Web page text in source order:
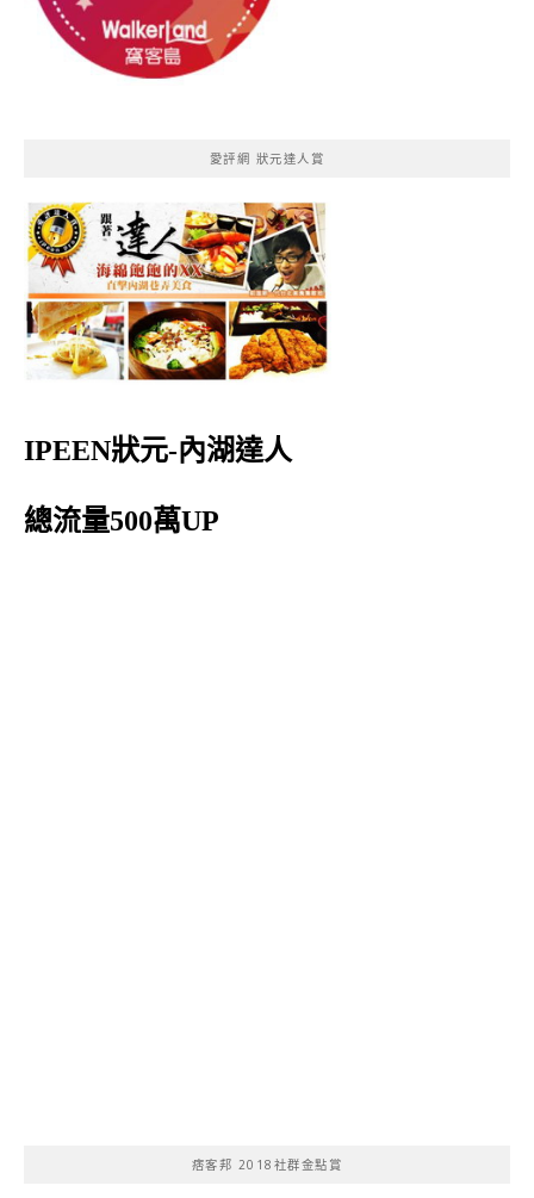
愛評網 狀元達人賞
IPEEN狀元-內湖達人
總流量500萬UP
痞客邦 2018社群金點賞